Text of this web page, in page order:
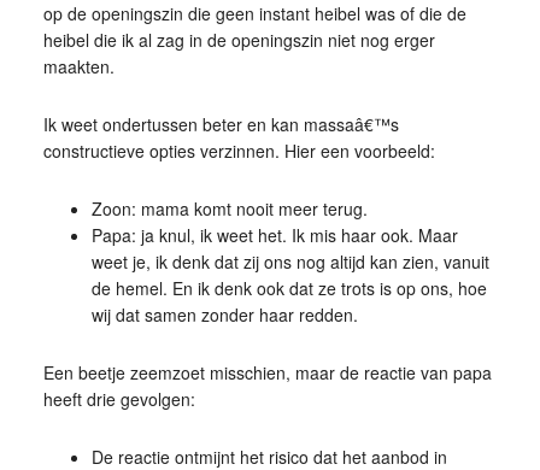
op de openingszin die geen instant heibel was of die de
heibel die ik al zag in de openingszin niet nog erger
maakten.
Ik weet ondertussen beter en kan massaâ€™s
constructieve opties verzinnen. Hier een voorbeeld:
Zoon: mama komt nooit meer terug.
Papa: ja knul, ik weet het. Ik mis haar ook. Maar
weet je, ik denk dat zij ons nog altijd kan zien, vanuit
de hemel. En ik denk ook dat ze trots is op ons, hoe
wij dat samen zonder haar redden.
Een beetje zeemzoet misschien, maar de reactie van papa
heeft drie gevolgen:
De reactie ontmijnt het risico dat het aanbod in